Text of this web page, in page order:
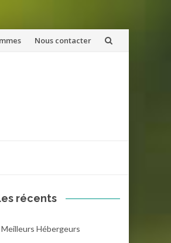
Nous contacter
récents
Hébergeurs